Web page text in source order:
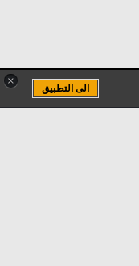
×
الى التطبيق